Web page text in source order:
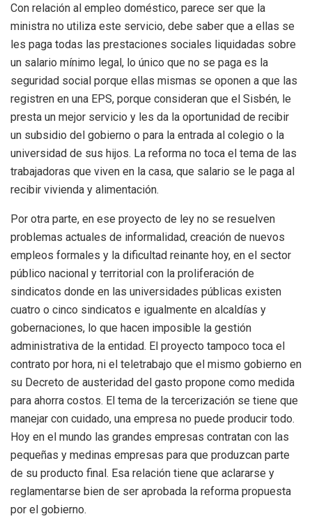
Con relación al empleo doméstico, parece ser que la
ministra no utiliza este servicio, debe saber que a ellas se
les paga todas las prestaciones sociales liquidadas sobre
un salario mínimo legal, lo único que no se paga es la
seguridad social porque ellas mismas se oponen a que las
registren en una EPS, porque consideran que el Sisbén, le
presta un mejor servicio y les da la oportunidad de recibir
un subsidio del gobierno o para la entrada al colegio o la
universidad de sus hijos. La reforma no toca el tema de las
trabajadoras que viven en la casa, que salario se le paga al
recibir vivienda y alimentación.
Por otra parte, en ese proyecto de ley no se resuelven
problemas actuales de informalidad, creación de nuevos
empleos formales y la dificultad reinante hoy, en el sector
público nacional y territorial con la proliferación de
sindicatos donde en las universidades públicas existen
cuatro o cinco sindicatos e igualmente en alcaldías y
gobernaciones, lo que hacen imposible la gestión
administrativa de la entidad. El proyecto tampoco toca el
contrato por hora, ni el teletrabajo que el mismo gobierno en
su Decreto de austeridad del gasto propone como medida
para ahorra costos. El tema de la tercerización se tiene que
manejar con cuidado, una empresa no puede producir todo.
Hoy en el mundo las grandes empresas contratan con las
pequeñas y medinas empresas para que produzcan parte
de su producto final. Esa relación tiene que aclararse y
reglamentarse bien de ser aprobada la reforma propuesta
por el gobierno.